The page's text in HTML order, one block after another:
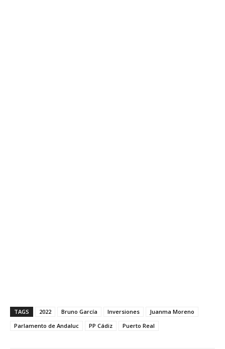
TAGS 2022 Bruno García Inversiones
Juanma Moreno
Parlamento de Andaluc
PP Cádiz Puerto Real